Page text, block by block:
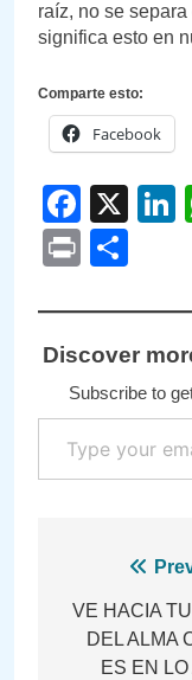
raíz, no se
significa esto en
Comparte esto:
Facebook
X
Print
Discover
Subscribe to
Type your email…
de
entradas
VE HACIA
DEL ALMA
ES EN LO